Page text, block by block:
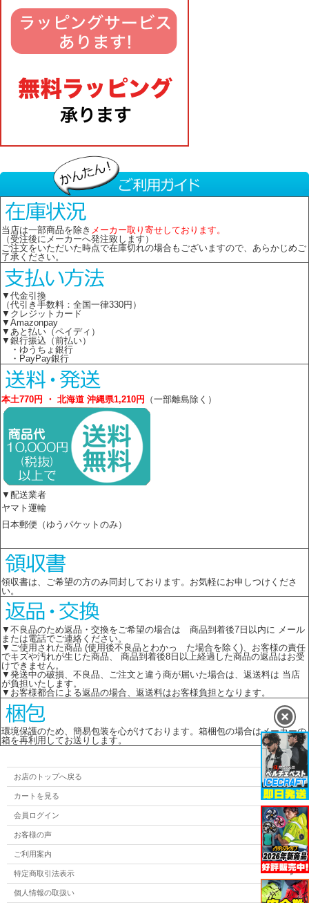
当店は一部商品を除き メーカー取り寄せしております。
（受注後にメーカーへ発注致します）
ご注文をいただいた時点で在庫切れの場合もございますので、あらかじめご
了承ください。
▼代金引換
（代引き手数料：全国一律330円）
▼クレジットカード
▼Amazonpay
▼あと払い（ペイディ）
▼銀行振込（前払い）
・ゆうちょ銀行
・PayPay銀行
本土770円 ・ 北海道 沖縄県1,210円 （一部離島除く）
▼配送業者
ヤマト運輸
日本郵便（ゆうパケットのみ）
領収書は、ご希望の方のみ同封しております。お気軽にお申しつけくださ
い。
▼不良品のため返品・交換をご希望の場合は 商品到着後7日以内に メール
または電話でご連絡ください。
▼ご使用された商品 (使用後不良品とわかっ た場合を除く)、お客様の責任
でキズや汚れが生じた商品、 商品到着後8日以上経過した商品の返品はお受
けできません。
▼発送中の破損、不良品、ご注文と違う商が届いた場合は、返送料は 当店
が負担いたします。
▼お客様都合による返品の場合、返送料はお客様負担となります。
環境保護のため、簡易包装を心がけております。箱梱包の場合はメーカーの
箱を再利用してお送りします。
お店のトップへ戻る
カートを見る
会員ログイン
お客様の声
ご利用案内
特定商取引法表示
個人情報の取扱い